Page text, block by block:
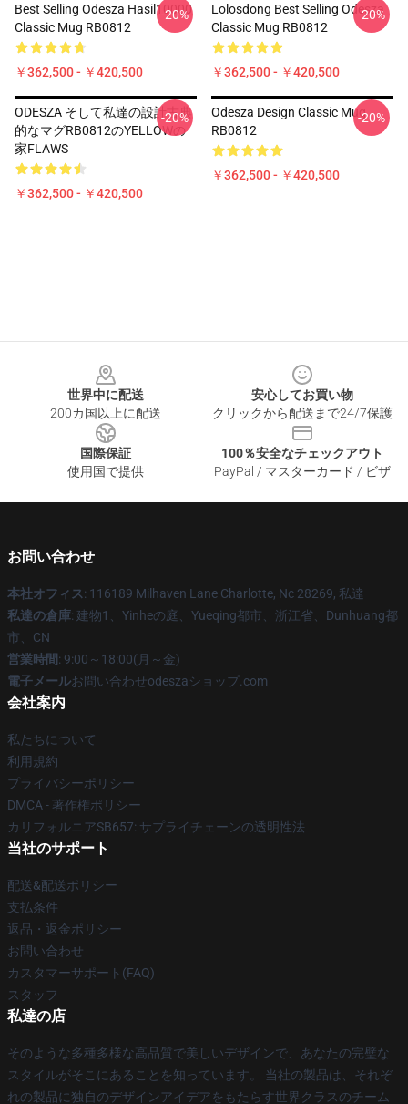
Best Selling Odesza Hasil10000
Classic Mug RB0812
￥362,500 - ￥420,500
-20%
Lolosdong Best Selling Odesza
Classic Mug RB0812
￥362,500 - ￥420,500
-20%
ODESZA そして私達の設計古典
的なマグRB0812のYELLOWの
家FLAWS
￥362,500 - ￥420,500
-20%
Odesza Design Classic Mug
RB0812
￥362,500 - ￥420,500
-20%
世界中に配送
200カ国以上に配送
安心してお買い物
クリックから配送まで24/7保護
国際保証
使用国で提供
100％安全なチェックアウト
PayPal / マスターカード / ビザ
お問い合わせ
本社オフィス: 116189 Milhaven Lane Charlotte, Nc 28269, 私達
私達の倉庫: 建物1、Yinheの庭、Yueqing都市、浙江省、Dunhuang都
市、CN
営業時間: 9:00～18:00(月～金)
電子メールお問い合わせodeszaショップ.com
会社案内
私たちについて
利用規約
プライバシーポリシー
DMCA - 著作権ポリシー
カリフォルニアSB657: サプライチェーンの透明性法
当社のサポート
配送&配送ポリシー
支払条件
返品・返金ポリシー
お問い合わせ
カスタマーサポート(FAQ)
スタッフ
私達の店
そのような多種多様な高品質で美しいデザインで、あなたの完璧な
スタイルがそこにあることを知っています。 当社の製品は、それぞ
れの製品に独自のデザインアイデアをもたらす世界クラスのチーム